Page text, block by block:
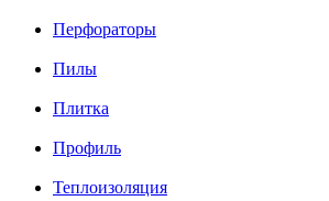
Перфораторы
Пилы
Плитка
Профиль
Теплоизоляция